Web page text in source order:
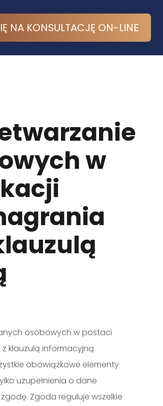
NA KONSULTACJĘ ON-LINE
w
osobowych w postaci
klauzulą informacyjną
obowiązkowe elementy
uzupełnienia o dane
Zgoda reguluje wszelkie